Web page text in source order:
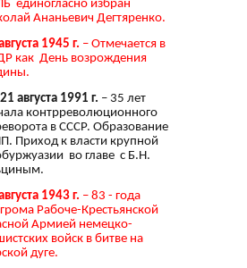
единогласно избран
Ананьевич Дегтяренко.
1945 г. – Отмечается в
как День возрождения
августа 1991 г. – 35 лет
контрреволюционного
в СССР. Образование
Приход к власти крупной
во главе с Б.Н.
1943 г. – 83 - года
Рабоче-Крестьянской
Армией немецко-
войск в битве на
дуге.